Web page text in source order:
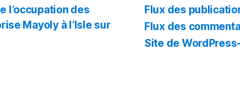
l’occupation des
Mayoly à l’Isle sur
Flux des
Flux des
Site de